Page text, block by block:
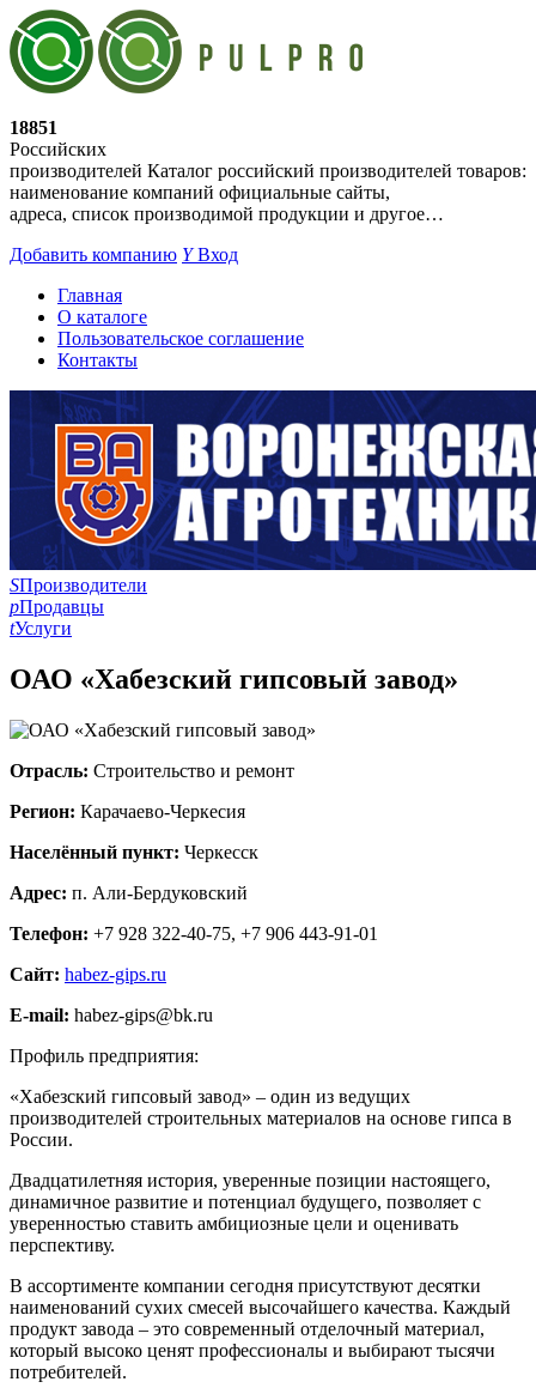
18851
Российских
производителей Каталог российский производителей товаров:
наименование компаний официальные сайты,
адреса, список производимой продукции и другое…
Добавить компанию YВход
Главная
О каталоге
Пользовательское соглашение
Контакты
SПроизводители
pПродавцы
tУслуги
ОАО «Хабезский гипсовый завод»
Отрасль: Строительство и ремонт
Регион: Карачаево-Черкесия
Населённый пункт: Черкесск
Адрес: п. Али-Бердуковский
Телефон: +7 928 322-40-75, +7 906 443-91-01
Сайт: habez-gips.ru
E-mail: habez-gips@bk.ru
Профиль предприятия:
«Хабезский гипсовый завод» – один из ведущих
производителей строительных материалов на основе гипса в
России.
Двадцатилетняя история, уверенные позиции настоящего,
динамичное развитие и потенциал будущего, позволяет с
уверенностью ставить амбициозные цели и оценивать
перспективу.
В ассортименте компании сегодня присутствуют десятки
наименований сухих смесей высочайшего качества. Каждый
продукт завода – это современный отделочный материал,
который высоко ценят профессионалы и выбирают тысячи
потребителей.